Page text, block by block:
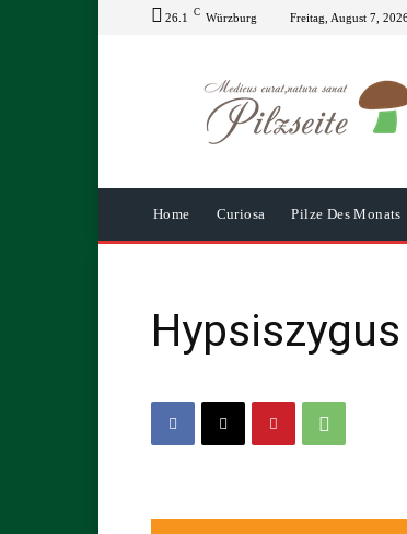
26.1 C Würzburg Freitag, August 7,
Home Curiosa Pilze Des Monats